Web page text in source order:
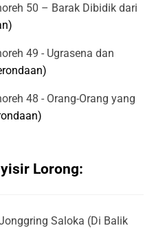
50 – Barak Dibidik dari
49 - Ugrasena dan
48 - Orang-Orang yang
Lorong:
Saloka (Di Balik